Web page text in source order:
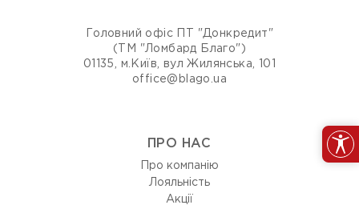
Головний офіс ПТ "Донкредит"
(ТМ "Ломбард Благо")
01135, м.Київ, вул Жилянська, 101
office@blago.ua
ПРО НАС
Про компанію
Лояльність
Акції